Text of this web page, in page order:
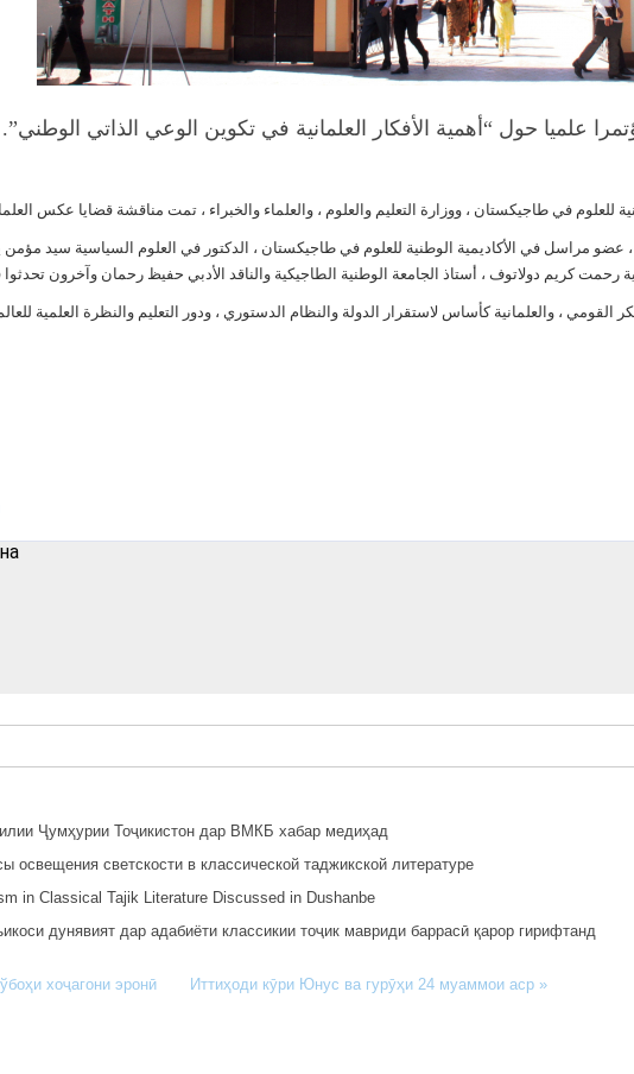
علميا حول “أهمية الأفكار العلمانية في تكوين الوعي الذاتي
مراسل في الأكاديمية الوطنية للعلوم في طاجيكستان ، الدكتور في العلوم السياسية سيد مؤمن
Ҷумҳурии Тоҷикистон дар ВМКБ хабар медиҳад
освещения светскости в классической таджикской литературе
in Classical Tajik Literature Discussed in Dushanbe
дунявият дар адабиёти классикии тоҷик мавриди баррасӣ қарор гирифтанд
хоҷагони эронӣ Иттиҳоди кӯри Юнус ва гурӯҳи 24 муаммои аср »